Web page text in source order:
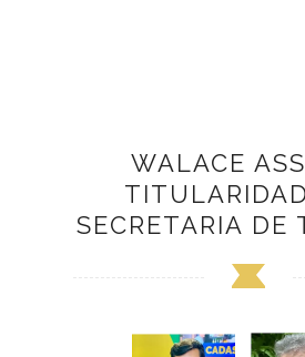
WALACE
SECRETARIA DE